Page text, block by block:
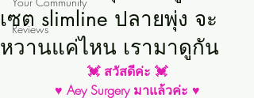
Reviews
เซต slimline ปลายพุ่ง จะ
หวานแค่ไหน เรามาดูกัน
💓 สวัสดีค่ะ 💓
♥ Aey Surgery มาแล้วค่ะ ♥